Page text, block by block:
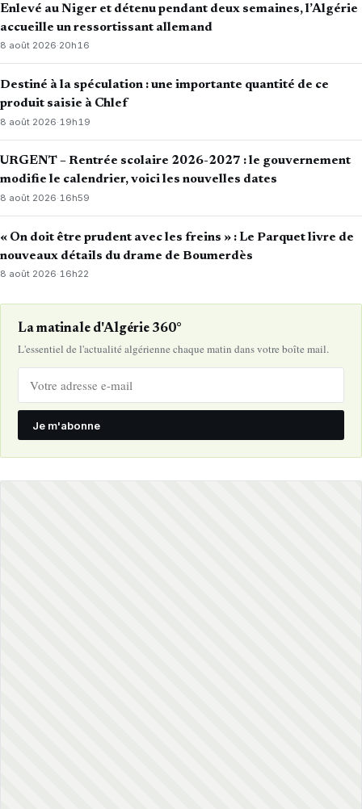
Enlevé au Niger et détenu pendant deux semaines, l’Algérie
accueille un ressortissant allemand
8 août 2026·20h16
Destiné à la spéculation : une importante quantité de ce
produit saisie à Chlef
8 août 2026· 19h19
URGENT – Rentrée scolaire 2026-2027 : le gouvernement
modifie le calendrier, voici les nouvelles dates
8 août 2026·16h59
« On doit être prudent avec les freins » : Le Parquet livre de
nouveaux détails du drame de Boumerdès
8 août 2026·16h22
La matinale d'Algérie 360°
L'essentiel de l'actualité algérienne chaque matin dans votre boîte mail.
Je m'abonne